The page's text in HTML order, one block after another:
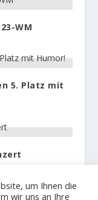
WM
5. Platz mit
um Ihnen die
wir uns an Ihre